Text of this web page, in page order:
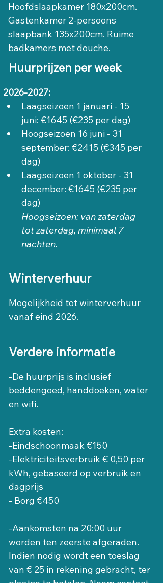
Hoofdslaapkamer 180x200cm.
Gastenkamer 2-persoons
slaapbank 135x200cm. Ruime
badkamers met douche.
Huurprijzen per week
2026-2027:
Laagseizoen 1 januari - 15
juni: €1645 (€235 per dag)
Hoogseizoen 16 juni - 31
september: €2415 (€345 per
dag)
Laagseizoen 1 oktober - 31
december: €1645 (€235 per
dag)
Hoogseizoen: van zaterdag
tot zaterdag, minimaal 7
nachten.
Winterverhuur
Mogelijkheid tot winterverhuur
vanaf eind 2026.
Verdere informatie
-De huurprijs is inclusief
beddengoed, handdoeken, water
en wifi.
Extra kosten:
-Eindschoonmaak €150
-Elektriciteitsverbruik € 0,50 per
kWh, gebaseerd op verbruik en
dagprijs
- Borg €450
-Aankomsten na 20:00 uur
worden ten zeerste afgeraden.
Indien nodig wordt een toeslag
van € 25 in rekening gebracht, ter